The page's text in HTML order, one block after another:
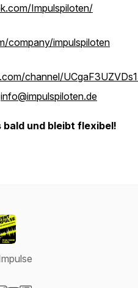
Impulspiloten/
company/impulspiloten
channel/
info@impulspiloten.de
und bleibt flexibel!